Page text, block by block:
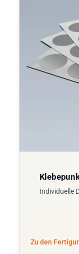
Individuelle
Zu den